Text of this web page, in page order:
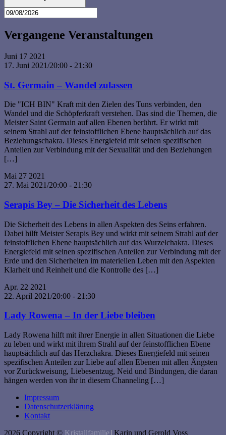
Vergangene Veranstaltungen
Juni 17 2021
17. Juni 2021/20:00 - 21:30
St. Germain – Wandel zulassen
Die "ICH BIN" Kraft mit den Zielen des Tuns verbinden, den
Wandel und die Schöpferkraft verstehen. Das sind die Themen, die
Meister Saint Germain auf allen Ebenen berührt. Er wirkt mit
seinem Strahl auf der feinstofflichen Ebene hauptsächlich auf das
Beziehungschakra. Dieses Energiefeld mit seinen spezifischen
Anteilen zur Verbindung mit der Sexualität und den Beziehungen
[…]
Mai 27 2021
27. Mai 2021/20:00 - 21:30
Serapis Bey – Die Sicherheit des Lebens
Die Sicherheit des Lebens in allen Aspekten des Seins erfahren.
Dabei hilft Meister Serapis Bey und wirkt mit seinem Strahl auf der
feinstofflichen Ebene hauptsächlich auf das Wurzelchakra. Dieses
Energiefeld mit seinen spezifischen Anteilen zur Verbindung mit der
Erde und den Sicherheiten im materiellen Leben mit den Aspekten
Klarheit und Reinheit und die Kontrolle des […]
Apr. 22 2021
22. April 2021/20:00 - 21:30
Lady Rowena – In der Liebe bleiben
Lady Rowena hilft mit ihrer Energie in allen Situationen die Liebe
zu leben und wirkt mit ihrem Strahl auf der feinstofflichen Ebene
hauptsächlich auf das Herzchakra. Dieses Energiefeld mit seinen
spezifischen Anteilen zur Liebe auf allen Ebenen mit allen Ängsten
vor Zurückweisung, Liebesentzug, Neid und Bindungen, die daran
hängen werden von ihr in diesem Channeling […]
Impressum
Datenschutzerklärung
Kontakt
2026 Copyright © Kristallfamilie | Karin und Gerold Voss